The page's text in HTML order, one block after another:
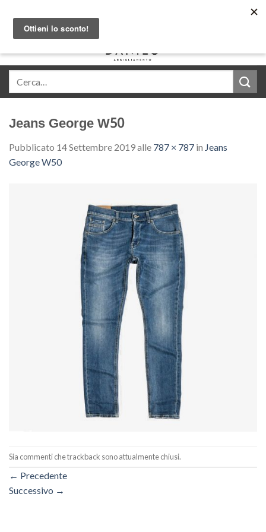
content
Jeans George W50
Pubblicato 14 Settembre 2019alle 787 × 787 in Jeans
George W50
Sia commenti che trackback sono attualmente chiusi.
← Precedente
Successivo →